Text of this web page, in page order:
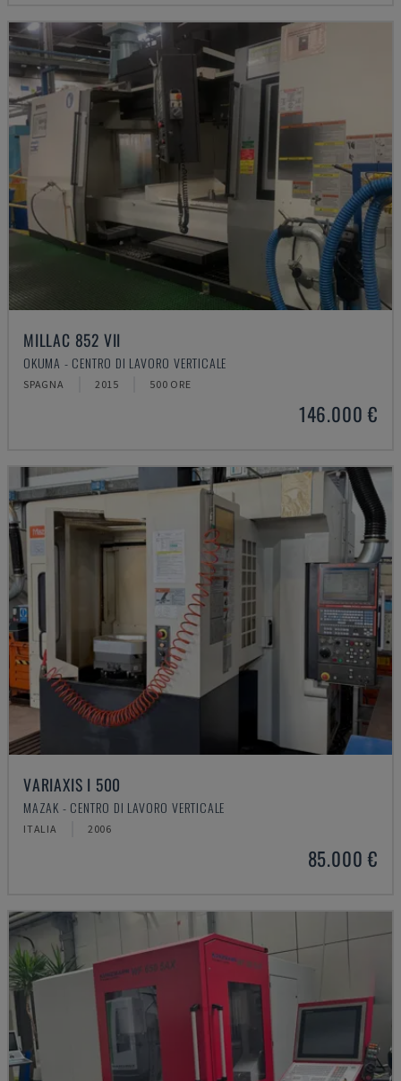
MILLAC 852 VII
OKUMA - CENTRO DI LAVORO VERTICALE
SPAGNA 2015 500 ORE
146.000 €
VARIAXIS I 500
MAZAK - CENTRO DI LAVORO VERTICALE
ITALIA 2006
85.000 €